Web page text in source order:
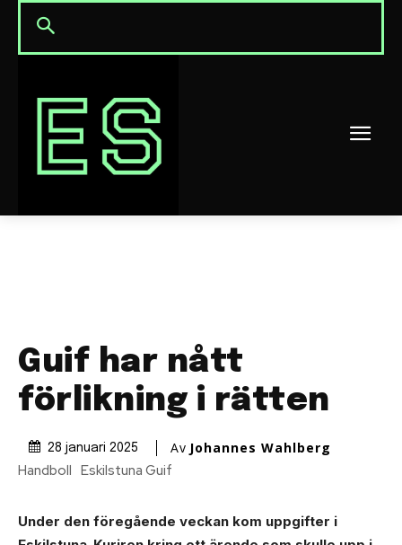
Guif har nått
förlikning i rätten
28 januari 2025 Av Johannes Wahlberg
Handboll Eskilstuna Guif
Under den föregående veckan kom uppgifter i